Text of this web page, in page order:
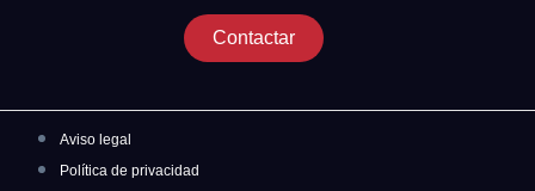
Contactar
Aviso legal
Política de privacidad